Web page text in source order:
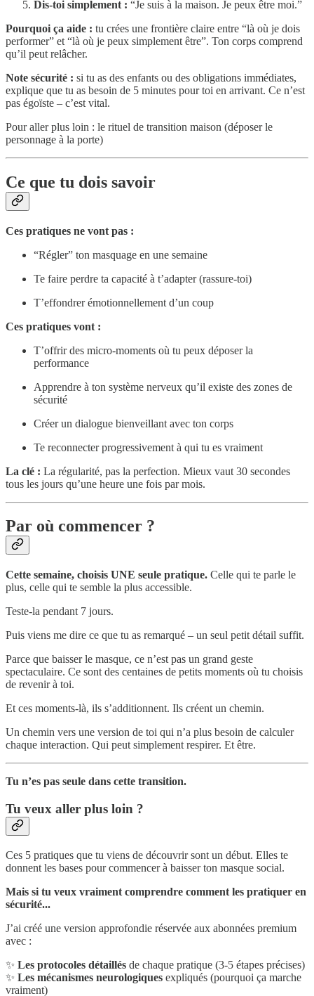
Dis-toi simplement : “Je suis à la maison. Je peux être moi.”
Pourquoi ça aide : tu crées une frontière claire entre “là où je dois
performer” et “là où je peux simplement être”. Ton corps comprend
qu’il peut relâcher.
Note sécurité : si tu as des enfants ou des obligations immédiates,
explique que tu as besoin de 5 minutes pour toi en arrivant. Ce n’est
pas égoïste – c’est vital.
Pour aller plus loin : le rituel de transition maison (déposer le
personnage à la porte)
Ce que tu dois savoir
Ces pratiques ne vont pas :
“Régler” ton masquage en une semaine
Te faire perdre ta capacité à t’adapter (rassure-toi)
T’effondrer émotionnellement d’un coup
Ces pratiques vont :
T’offrir des micro-moments où tu peux déposer la
performance
Apprendre à ton système nerveux qu’il existe des zones de
sécurité
Créer un dialogue bienveillant avec ton corps
Te reconnecter progressivement à qui tu es vraiment
La clé : La régularité, pas la perfection. Mieux vaut 30 secondes
tous les jours qu’une heure une fois par mois.
Par où commencer ?
Cette semaine, choisis UNE seule pratique. Celle qui te parle le
plus, celle qui te semble la plus accessible.
Teste-la pendant 7 jours.
Puis viens me dire ce que tu as remarqué – un seul petit détail suffit.
Parce que baisser le masque, ce n’est pas un grand geste
spectaculaire. Ce sont des centaines de petits moments où tu choisis
de revenir à toi.
Et ces moments-là, ils s’additionnent. Ils créent un chemin.
Un chemin vers une version de toi qui n’a plus besoin de calculer
chaque interaction. Qui peut simplement respirer. Et être.
Tu n’es pas seule dans cette transition.
Tu veux aller plus loin ?
Ces 5 pratiques que tu viens de découvrir sont un début. Elles te
donnent les bases pour commencer à baisser ton masque social.
Mais si tu veux vraiment comprendre comment les pratiquer en
sécurité...
J’ai créé une version approfondie réservée aux abonnées premium
avec :
✨ Les protocoles détaillés de chaque pratique (3-5 étapes précises)
✨ Les mécanismes neurologiques expliqués (pourquoi ça marche
vraiment)